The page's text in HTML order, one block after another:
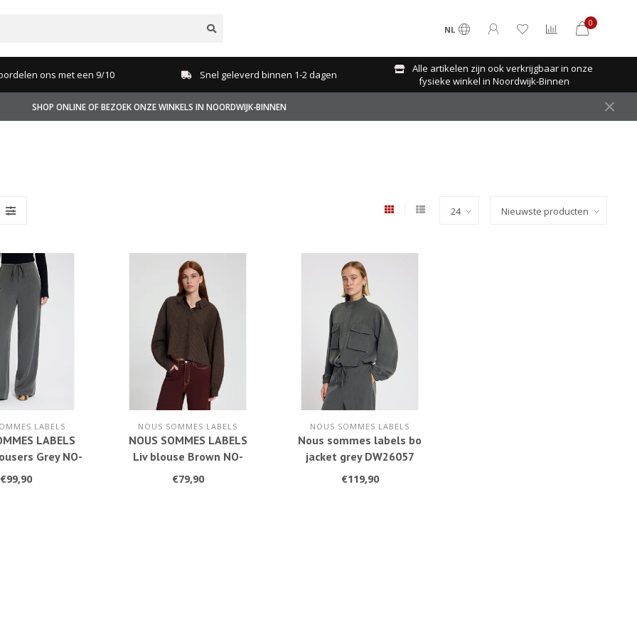
NL
0
ons met een 9/10 Snel geleverd binnen 1-2 dagen
Alle artikelen zijn ook verkrijgbaar in onze
fysieke winkel in Noordwijk-Binnen
SHOP ONLINE OF BEZOEK ONZE WINKELS IN NOORDWIJK-BINNEN
LABELS
LABELS
Grey NO-
€99,90
NOUS SOMMES LABELS
NOUS SOMMES LABELS
Liv blouse Brown NO-
DW26082
€79,90
NOUS SOMMES LABELS
Nous sommes labels bo
jacket grey DW26057
€119,90